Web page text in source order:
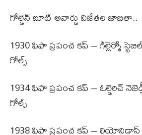
గోల్డెన్ బూట్ అవార్డు విజేతల జాబితా..
1930 ఫిఫా ప్రపంచ కప్ – గిల్లెర్మో
గోల్స్
1934 ఫిఫా ప్రపంచ కప్ – ఓల్డెరిచ్
గోల్స్
1938 ఫిఫా ప్రపంచ కప్ – లియోనిడాస్